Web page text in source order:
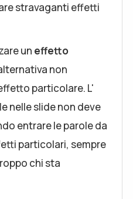
stravaganti effetti
un effetto
non
particolare. L'
nelle slide non deve
entrare le parole da
particolari, sempre
chi sta